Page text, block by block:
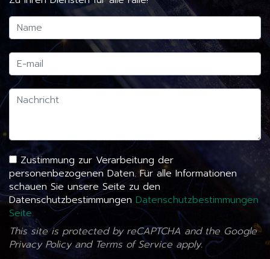
Zustimmung zur Verarbeitung der
personenbezogenen Daten. Für alle Informationen
schauen Sie unsere Seite zu den
Datenschutzbestimmungen Datenschutzbestimmungen
Seite.
This site is protected by reCAPTCHA and the Google
Privacy Policyand Terms of Service apply.